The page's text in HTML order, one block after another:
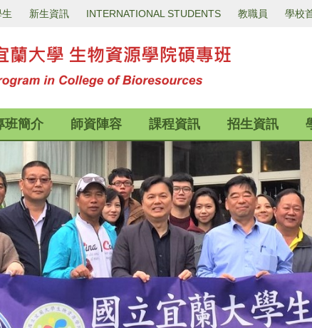
新生資訊 INTERNATIONAL STUDENTS 教職員 學校
班簡介 師資陣容 課程資訊 招生資訊